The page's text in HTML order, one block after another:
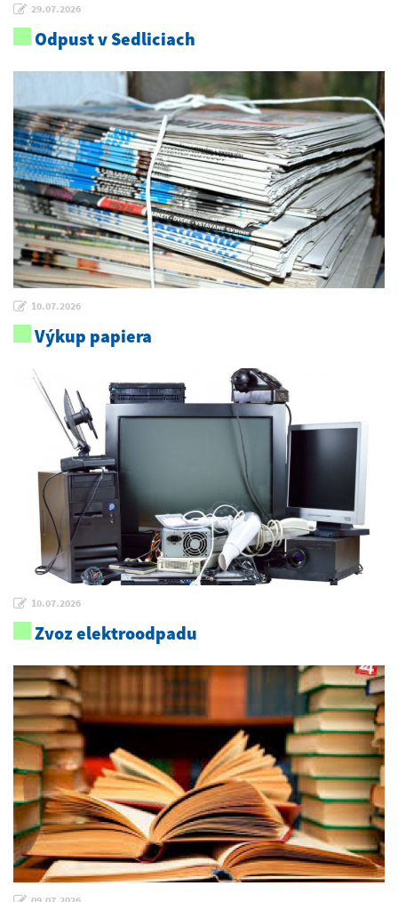
29.07.2026
Odpust v Sedliciach
10.07.2026
Výkup papiera
10.07.2026
Zvoz elektroodpadu